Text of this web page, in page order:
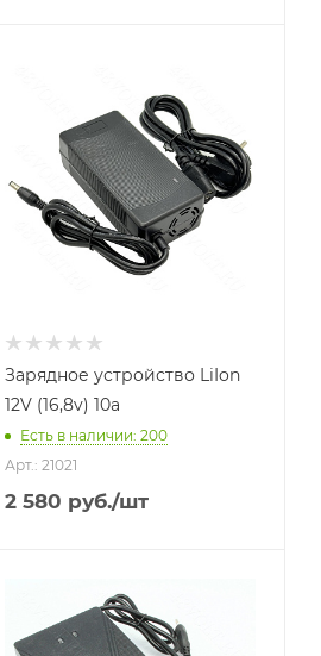
Зарядное устройство LiIon
12V (16,8v) 10a
Есть в наличии: 200
Арт.: 21021
2 580 руб./шт